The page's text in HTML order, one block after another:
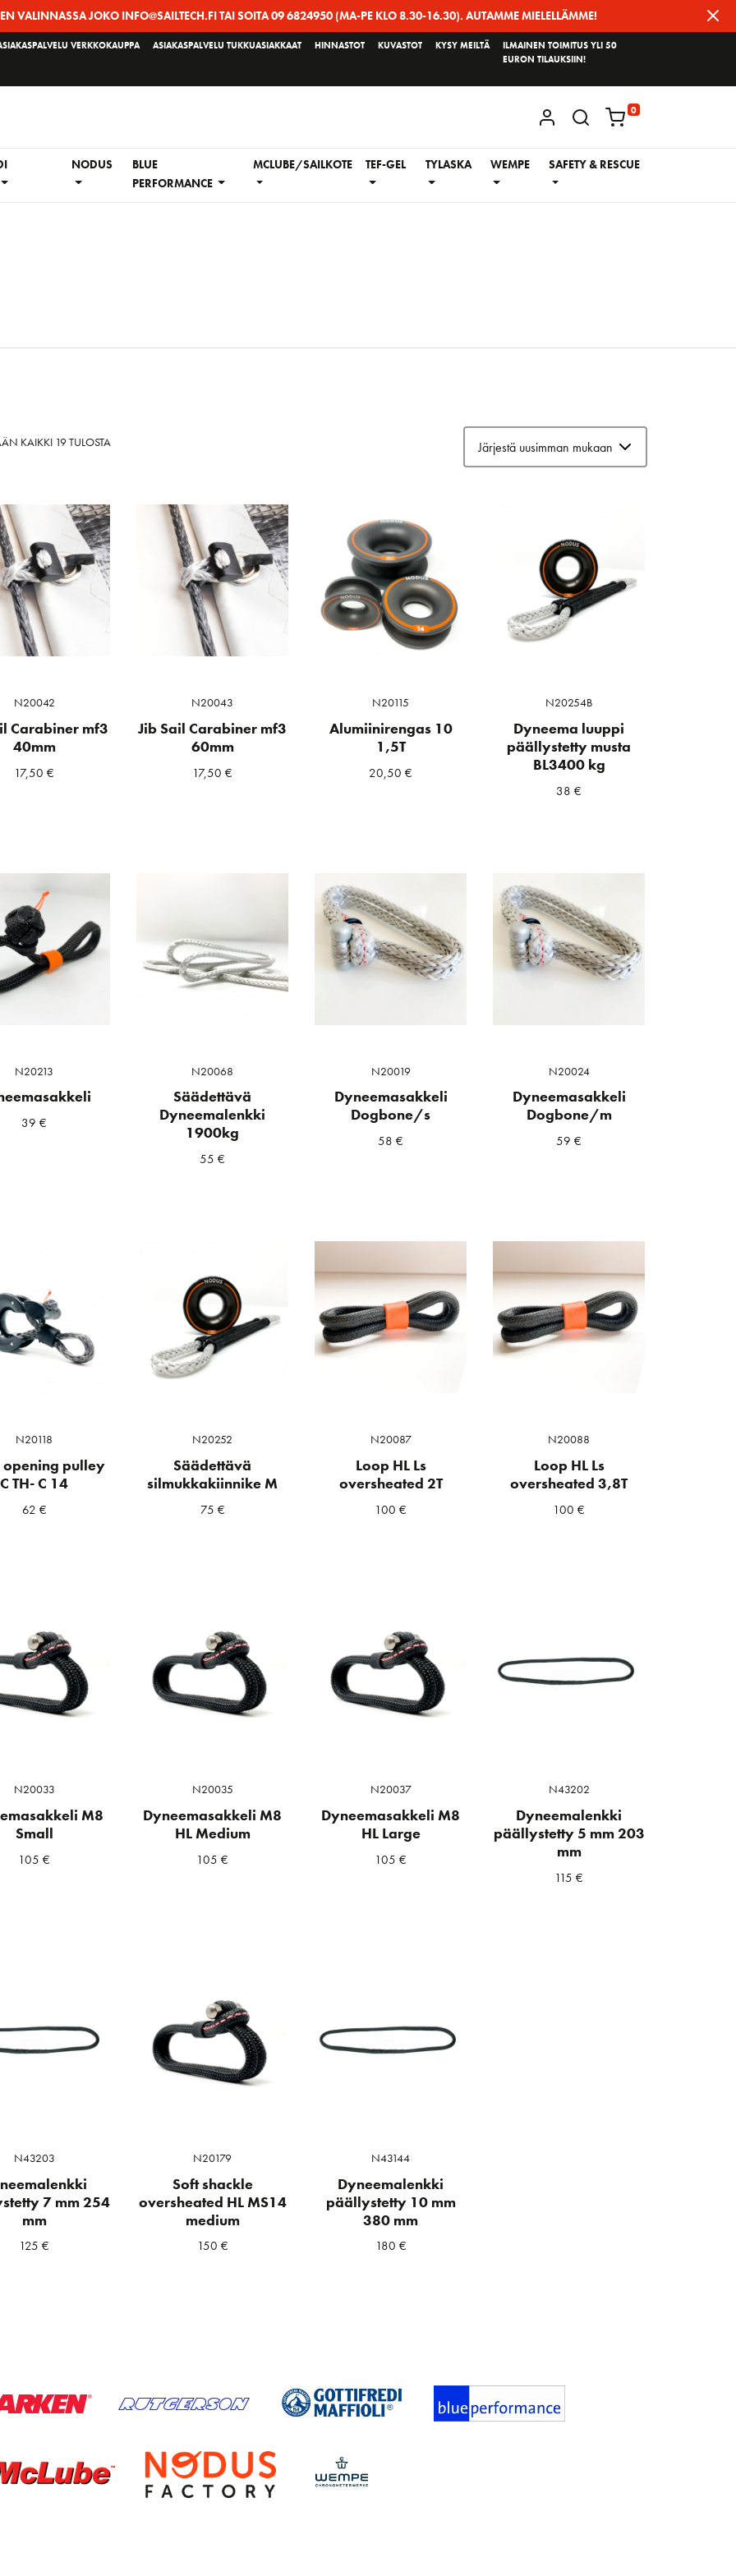
VALINNASSA JOKO INFO@SAILTECH.FI TAI SOITA 09 6824950 (MA-PE KLO 8.30-16.30). AUTAMME MIELELLÄMME!
VERKKOKAUPPA ASIAKASPALVELU TUKKUASIAKKAAT HINNASTOT KUVASTOT KYSY MEILTÄ
ILMAINEN TOIMITUS YLI 50
EURON TILAUKSIIN!
KIRJAUDU / REKISTERÖIDY
0
NODUS
BLUE
PERFORMANCE
MCLUBE/SAILKOTE TEF-GEL TYLASKA WEMPE SAFETY & RESCUE
KAIKKI 19 TULOSTA
N20042
Carabiner mf3
40mm
17,50€
N20043
Jib Sail Carabiner mf3
60mm
17,50€
N20115
Alumiinirengas 10
1,5T
20,50€
N20254B
Dyneema luuppi
päällystetty musta
BL3400 kg
38€
N20213
39€
N20068
Säädettävä
Dyneemalenkki
1900kg
55€
N20019
Dyneemasakkeli
Dogbone/s
58€
N20024
Dyneemasakkeli
Dogbone/m
59€
N20118
opening pulley
C TH- C 14
62 €
N20252
Säädettävä
silmukkakiinnike M
75 €
N20087
Loop HL Ls
oversheated 2T
100€
N20088
Loop HL Ls
oversheated 3,8T
100€
N20033
M8
Small
105€
N20035
Dyneemasakkeli M8
HL Medium
105€
N20037
Dyneemasakkeli M8
HL Large
105€
N43202
Dyneemalenkki
päällystetty 5 mm 203
mm
115€
N43203
7 mm 254
mm
125€
N20179
Soft shackle
oversheated HL MS14
medium
150 €
N43144
Dyneemalenkki
päällystetty 10 mm
380 mm
180 €